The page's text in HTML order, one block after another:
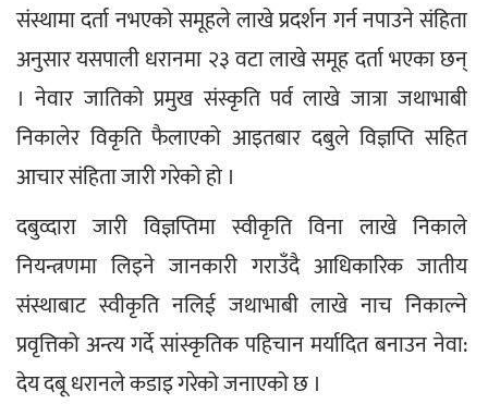
संस्थामा दर्ता नभएको समूहले लाखे प्रदर्शन गर्न नपाउने संहिता
अनुसार यसपाली धरानमा २३ वटा लाखे समूह दर्ता भएका छन्
। नेवार जातिको प्रमुख संस्कृति पर्व लाखे जात्रा जथाभाबी
निकालेर विकृति फैलाएको आइतबार दबुले विज्ञप्ति सहित
आचार संहिता जारी गरेको हो ।
दबुव्दारा जारी विज्ञप्तिमा स्वीकृति विना लाखे निकाले
नियन्त्रणमा लिइने जानकारी गराउँदै आधिकारिक जातीय
संस्थाबाट स्वीकृति नलिई जथाभाबी लाखे नाच निकाल्ने
प्रवृत्तिको अन्त्य गर्दे सांस्कृतिक पहिचान मर्यादित बनाउन नेवा:
देय दबू धरानले कडाइ गरेको जनाएको छ ।